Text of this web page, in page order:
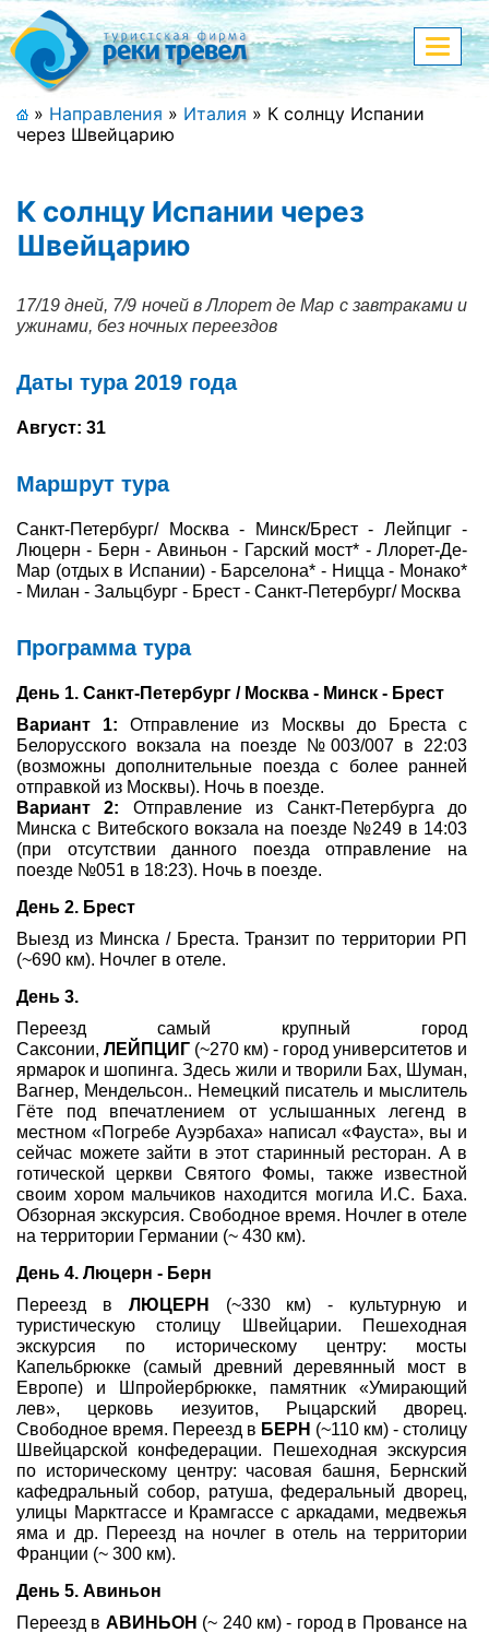
Меню
+7 (911) 182-44-68
Адрес офиса, контакты
Полная версия сайта
Главная
Праздничные туры
Страны и направления
Поиск тура
Туры по России
Автобусные туры
Авиабилеты
Туристическая страховка
Услуги
О компании
Отзывы
меню
» Направления » Италия » К солнцу Испании
через Швейцарию
К солнцу Испании через
Швейцарию
17/19 дней, 7/9 ночей в Ллорет де Мар с завтраками и
ужинами, без ночных переездов
Даты тура 2019 года
Август: 31
Маршрут тура
Санкт-Петербург/ Москва - Минск/Брест - Лейпциг -
Люцерн - Берн - Авиньон - Гарский мост* - Ллорет-Де-
Мар (отдых в Испании) - Барселона* - Ницца - Монако*
- Милан - Зальцбург - Брест - Санкт-Петербург/ Москва
Программа тура
День 1. Санкт-Петербург / Москва - Минск - Брест
Вариант 1: Отправление из Москвы до Бреста с
Белорусского вокзала на поезде №003/007 в 22:03
(возможны дополнительные поезда с более ранней
отправкой из Москвы). Ночь в поезде.
Вариант 2: Отправление из Санкт-Петербурга до
Минска с Витебского вокзала на поезде №249 в 14:03
(при отсутствии данного поезда отправление на
поезде №051 в 18:23). Ночь в поезде.
День 2. Брест
Выезд из Минска / Бреста. Транзит по территории РП
(~690 км). Ночлег в отеле.
День 3.
Переезд самый крупный город
Саксонии, ЛЕЙПЦИГ (~270 км) - город университетов и
ярмарок и шопинга. Здесь жили и творили Бах, Шуман,
Вагнер, Мендельсон.. Немецкий писатель и мыслитель
Гёте под впечатлением от услышанных легенд в
местном «Погребе Ауэрбаха» написал «Фауста», вы и
сейчас можете зайти в этот старинный ресторан. А в
готической церкви Святого Фомы, также известной
своим хором мальчиков находится могила И.С. Баха.
Обзорная экскурсия. Свободное время. Ночлег в отеле
на территории Германии (~ 430 км).
День 4. Люцерн - Берн
Переезд в ЛЮЦЕРН
(~330 км) - культурную и
туристическую столицу Швейцарии. Пешеходная
экскурсия по историческому центру: мосты
Капельбрюкке (самый древний деревянный мост в
Европе) и Шпройербрюкке, памятник «Умирающий
лев», церковь иезуитов, Рыцарский дворец.
Свободное время. Переезд в БЕРН (~110 км) - столицу
Швейцарской конфедерации. Пешеходная экскурсия
по историческому центру: часовая башня, Бернский
кафедральный собор, ратуша, федеральный дворец,
улицы Марктгассе и Крамгассе с аркадами, медвежья
яма и др. Переезд на ночлег в отель на территории
Франции (~ 300 км).
День 5. Авиньон
Переезд в АВИНЬОН (~ 240 км) - город в Провансе на